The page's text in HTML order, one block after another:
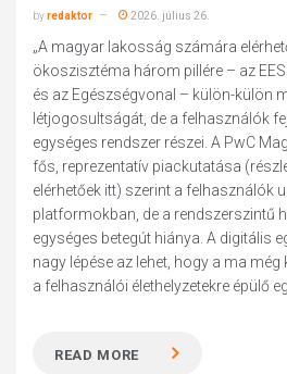
byredaktor 2026. július 26.
„A magyar lakosság számára
ökoszisztéma három pillére – az
és az Egészségvonal – külön-külön
létjogosultságát, de a felhasználók
egységes rendszer részei. A PwC
fős, reprezentatív piackutatása
elérhetőek itt) szerint a felhasználók
platformokban, de a rendszerszintű
egységes betegút hiánya. A digitális
nagy lépése az lehet, hogy a ma
a felhasználói élethelyzetekre épülő
READ MORE